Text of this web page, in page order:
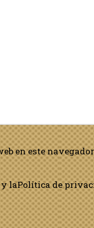
en este
laPolítica de